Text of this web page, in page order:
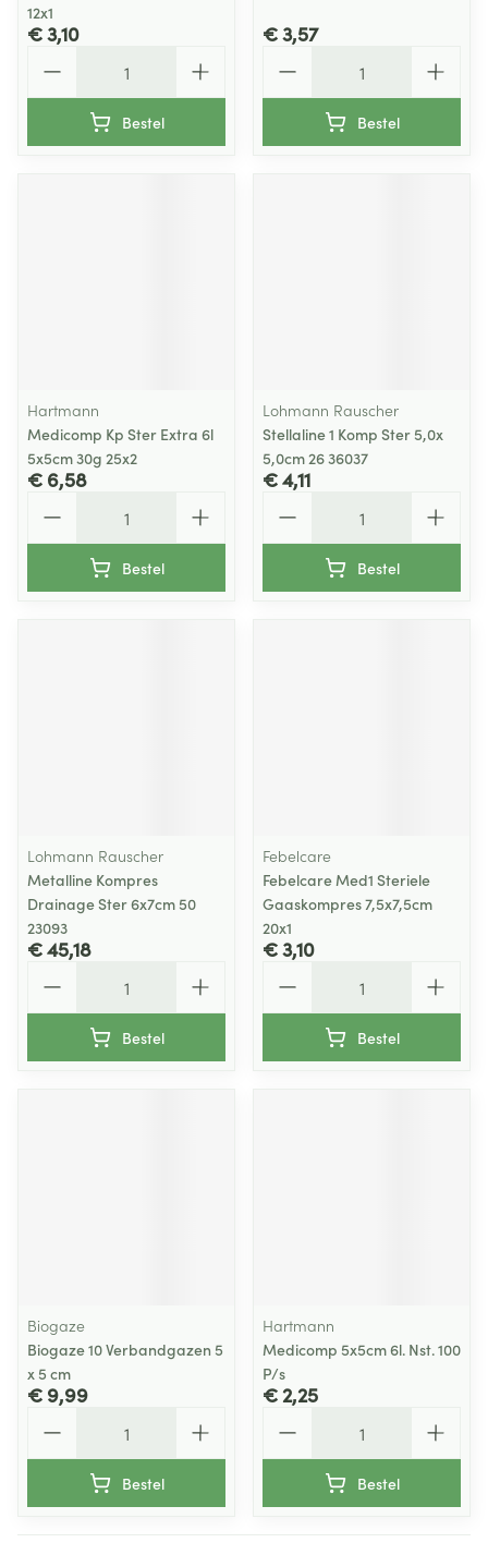
12x1
€ 3,10
Bestel
€ 3,57
Bestel
Hartmann
Medicomp Kp Ster Extra 6l
5x5cm 30g 25x2
€ 6,58
Bestel
Lohmann Rauscher
Stellaline 1 Komp Ster 5,0x
5,0cm 26 36037
€ 4,11
Bestel
Lohmann Rauscher
Metalline Kompres
Drainage Ster 6x7cm 50
23093
€ 45,18
Bestel
Febelcare
Febelcare Med1 Steriele
Gaaskompres 7,5x7,5cm
20x1
€ 3,10
Bestel
Biogaze
Biogaze 10 Verbandgazen 5
x 5 cm
€ 9,99
Bestel
Hartmann
Medicomp 5x5cm 6l. Nst. 100
P/s
€ 2,25
Bestel